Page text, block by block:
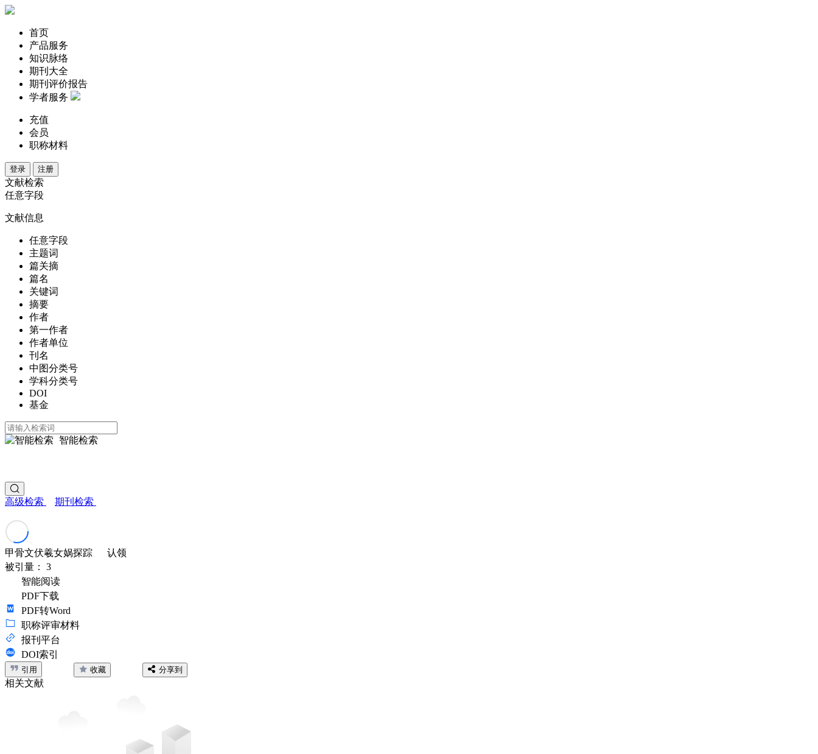
首页
产品服务
知识脉络
期刊大全
期刊评价报告
学者服务
充值
会员
职称材料
登录 注册
文献检索
任意字段
文献信息
任意字段
主题词
篇关摘
篇名
关键词
摘要
作者
第一作者
作者单位
刊名
中图分类号
学科分类号
DOI
基金
智能检索
高级检索 期刊检索
甲骨文伏羲女娲探踪
认领
被引量： 3
智能阅读
PDF下载
PDF转Word
职称评审材料
报刊平台
DOI索引
引用 收藏 分享到
相关文献